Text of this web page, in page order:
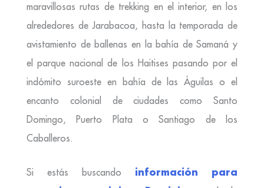
maravillosas rutas de trekking en el interior, en los
alrededores de Jarabacoa, hasta la temporada de
avistamiento de ballenas en la bahía de Samaná y
el parque nacional de los Haitises pasando por el
indómito suroeste en bahía de las Águilas o el
encanto colonial de ciudades como Santo
Domingo, Puerto Plata o Santiago de los
Caballeros.
Si estás buscando información para